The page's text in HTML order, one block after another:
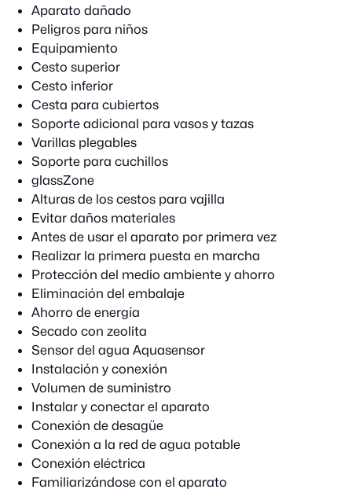
Aparato dañado
Peligros para niños
Equipamiento
Cesto superior
Cesto inferior
Cesta para cubiertos
Soporte adicional para vasos y tazas
Varillas plegables
Soporte para cuchillos
glassZone
Alturas de los cestos para vajilla
Evitar daños materiales
Antes de usar el aparato por primera vez
Realizar la primera puesta en marcha
Protección del medio ambiente y ahorro
Eliminación del embalaje
Ahorro de energía
Secado con zeolita
Sensor del agua Aquasensor
Instalación y conexión
Volumen de suministro
Instalar y conectar el aparato
Conexión de desagüe
Conexión a la red de agua potable
Conexión eléctrica
Familiarizándose con el aparato